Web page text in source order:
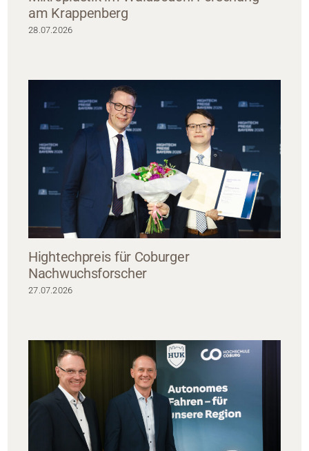
am Krappenberg
28.07.2026
Hightechpreis für Coburger
Nachwuchsforscher
27.07.2026